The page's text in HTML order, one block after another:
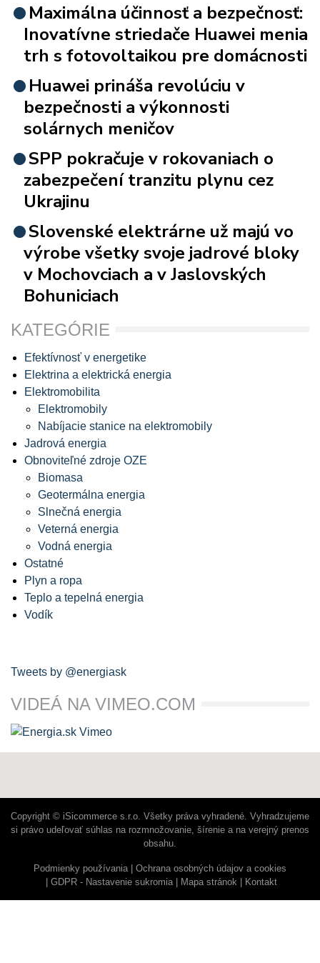
Maximálna účinnosť a bezpečnosť:
Inovatívne striedače Huawei menia
trh s fotovoltaikou pre domácnosti
Huawei prináša revolúciu v
bezpečnosti a výkonnosti
solárnych meničov
SPP pokračuje v rokovaniach o
zabezpečení tranzitu plynu cez
Ukrajinu
Slovenské elektrárne už majú vo
výrobe všetky svoje jadrové bloky
v Mochovciach a v Jaslovských
Bohuniciach
KATEGÓRIE
Efektívnosť v energetike
Elektrina a elektrická energia
Elektromobilita
Elektromobily
Nabíjacie stanice na elektromobily
Jadrová energia
Obnoviteľné zdroje OZE
Biomasa
Geotermálna energia
Slnečná energia
Veterná energia
Vodná energia
Ostatné
Plyn a ropa
Teplo a tepelná energia
Vodík
Tweets by @energiask
VIDEÁ NA VIMEO.COM
Copyright © iSicommerce s.r.o. Všetky práva vyhradené. Vyhradzujeme
si právo udeľovať súhlas na rozmnožovanie, šírenie a na verejný prenos
obsahu.
Podmienky používania
Ochrana osobných údajov a cookies
GDPR - Nastavenie sukromia
Mapa stránok Kontakt